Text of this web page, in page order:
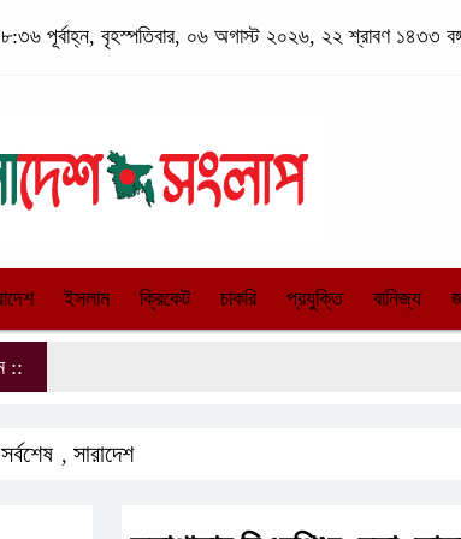
পূর্বাহ্ন, বৃহস্পতিবার, ০৬ অগাস্ট ২০২৬, ২২ শ্রাবণ ১৪৩৩
ইসলাম ক্রিকেট চাকরি প্রযুক্তি বানিজ্য
::
সর্বশেষ , সারাদেশ